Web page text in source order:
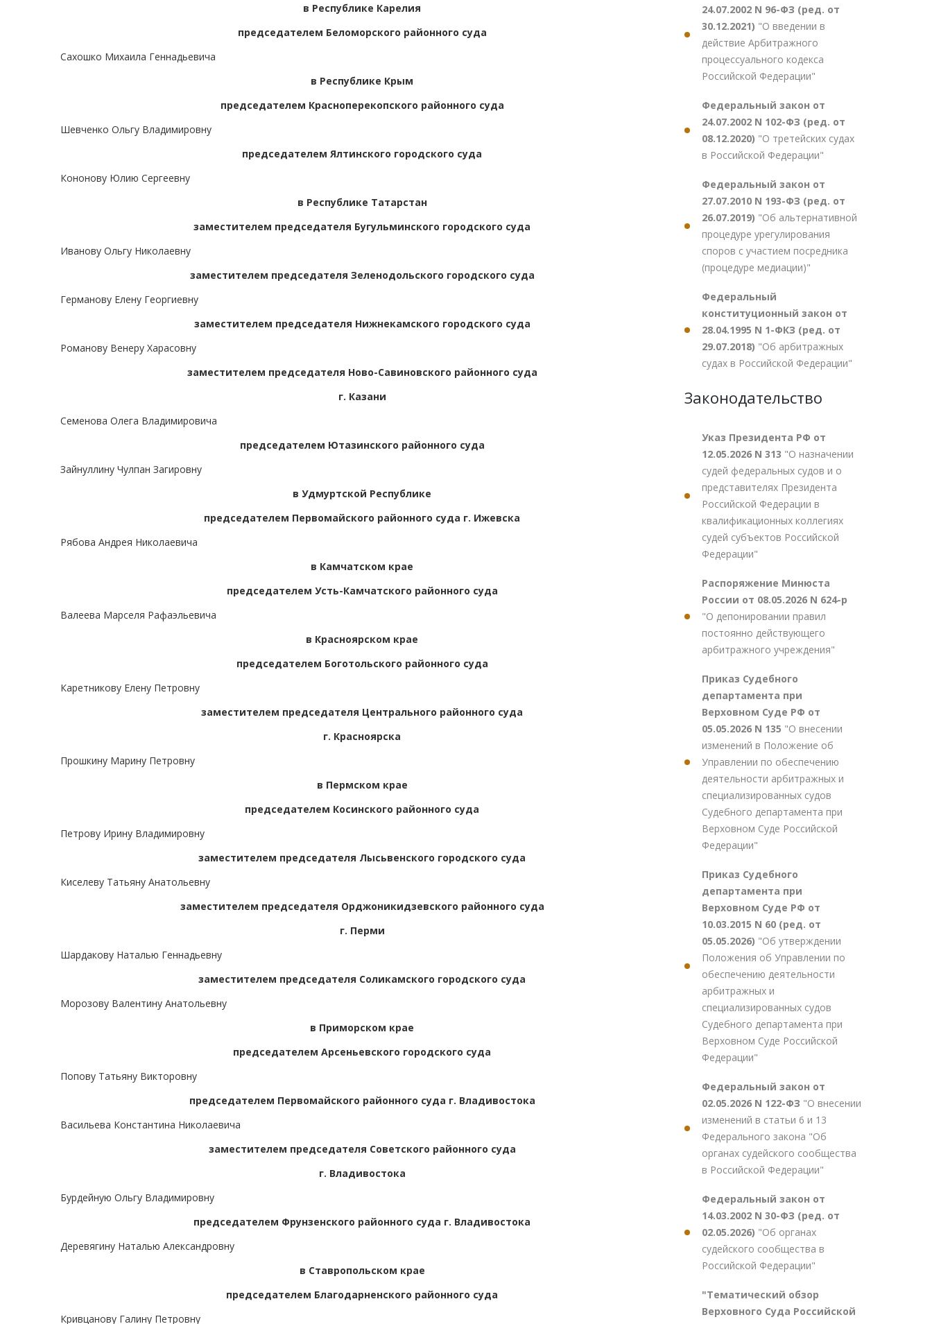
в Республике Карелия
председателем Беломорского районного суда
Сахошко Михаила Геннадьевича
в Республике Крым
председателем Красноперекопского районного суда
Шевченко Ольгу Владимировну
председателем Ялтинского городского суда
Кононову Юлию Сергеевну
в Республике Татарстан
заместителем председателя Бугульминского городского суда
Иванову Ольгу Николаевну
заместителем председателя Зеленодольского городского суда
Германову Елену Георгиевну
заместителем председателя Нижнекамского городского суда
Романову Венеру Харасовну
заместителем председателя Ново-Савиновского районного суда
г. Казани
Семенова Олега Владимировича
председателем Ютазинского районного суда
Зайнуллину Чулпан Загировну
в Удмуртской Республике
председателем Первомайского районного суда г. Ижевска
Рябова Андрея Николаевича
в Камчатском крае
председателем Усть-Камчатского районного суда
Валеева Марселя Рафаэльевича
в Красноярском крае
председателем Боготольского районного суда
Каретникову Елену Петровну
заместителем председателя Центрального районного суда
г. Красноярска
Прошкину Марину Петровну
в Пермском крае
председателем Косинского районного суда
Петрову Ирину Владимировну
заместителем председателя Лысьвенского городского суда
Киселеву Татьяну Анатольевну
заместителем председателя Орджоникидзевского районного суда
г. Перми
Шардакову Наталью Геннадьевну
заместителем председателя Соликамского городского суда
Морозову Валентину Анатольевну
в Приморском крае
председателем Арсеньевского городского суда
Попову Татьяну Викторовну
председателем Первомайского районного суда г. Владивостока
Васильева Константина Николаевича
заместителем председателя Советского районного суда
г. Владивостока
Бурдейную Ольгу Владимировну
председателем Фрунзенского районного суда г. Владивостока
Деревягину Наталью Александровну
в Ставропольском крае
председателем Благодарненского районного суда
Кривцанову Галину Петровну
24.07.2002 N 96-ФЗ (ред. от
30.12.2021) "О введении в
действие Арбитражного
процессуального кодекса
Российской Федерации"
Федеральный закон от
24.07.2002 N 102-ФЗ (ред. от
08.12.2020) "О третейских судах
в Российской Федерации"
Федеральный закон от
27.07.2010 N 193-ФЗ (ред. от
26.07.2019) "Об альтернативной
процедуре урегулирования
споров с участием посредника
(процедуре медиации)"
Федеральный
конституционный закон от
28.04.1995 N 1-ФКЗ (ред. от
29.07.2018) "Об арбитражных
судах в Российской Федерации"
Законодательство
Указ Президента РФ от
12.05.2026 N 313 "О назначении
судей федеральных судов и о
представителях Президента
Российской Федерации в
квалификационных коллегиях
судей субъектов Российской
Федерации"
Распоряжение Минюста
России от 08.05.2026 N 624-р
"О депонировании правил
постоянно действующего
арбитражного учреждения"
Приказ Судебного
департамента при
Верховном Суде РФ от
05.05.2026 N 135 "О внесении
изменений в Положение об
Управлении по обеспечению
деятельности арбитражных и
специализированных судов
Судебного департамента при
Верховном Суде Российской
Федерации"
Приказ Судебного
департамента при
Верховном Суде РФ от
10.03.2015 N 60 (ред. от
05.05.2026) "Об утверждении
Положения об Управлении по
обеспечению деятельности
арбитражных и
специализированных судов
Судебного департамента при
Верховном Суде Российской
Федерации"
Федеральный закон от
02.05.2026 N 122-ФЗ "О внесении
изменений в статьи 6 и 13
Федерального закона "Об
органах судейского сообщества
в Российской Федерации"
Федеральный закон от
14.03.2002 N 30-ФЗ (ред. от
02.05.2026) "Об органах
судейского сообщества в
Российской Федерации"
"Тематический обзор
Верховного Суда Российской